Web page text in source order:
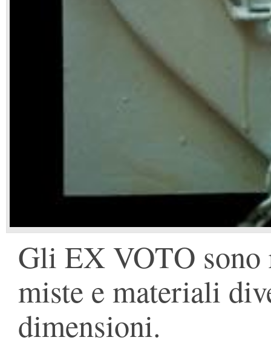
Gli EX VOTO sono
miste e materiali
dimensioni.